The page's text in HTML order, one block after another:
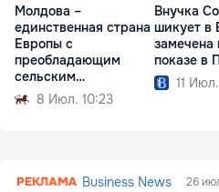
Молдова –
единственная страна
Европы с
преобладающим
сельским
населением
8 Июл. 10:23
Внучка
шикует в
замечена
показе в
11
Business News 26